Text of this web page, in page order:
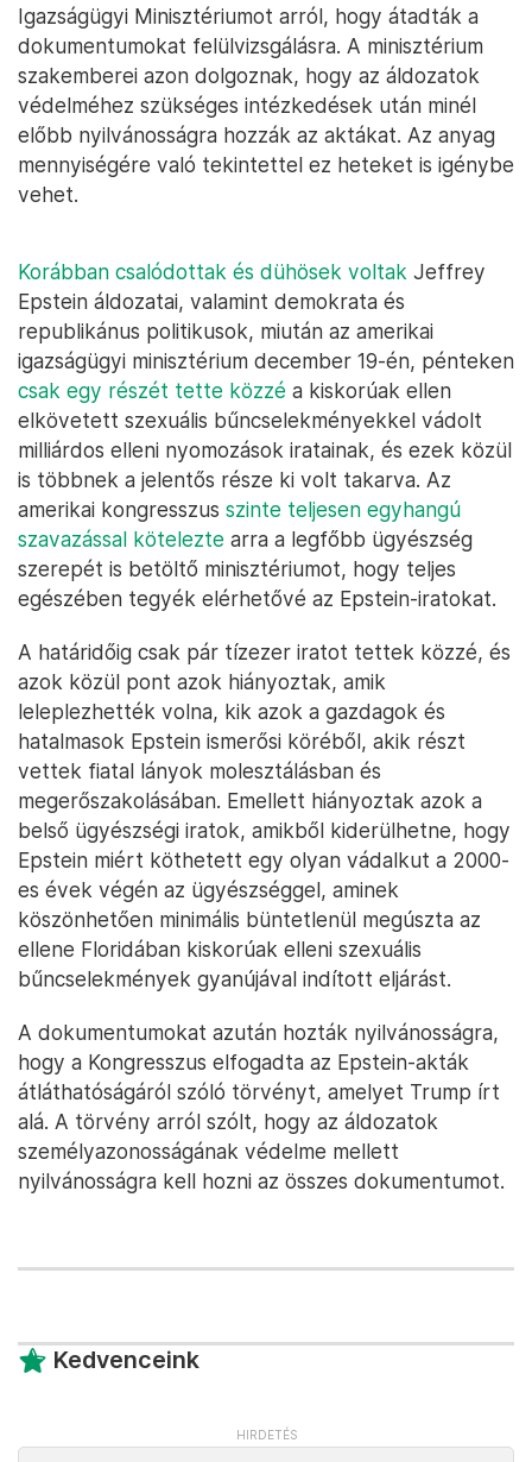
Igazságügyi Minisztériumot arról, hogy átadták a
dokumentumokat felülvizsgálásra. A minisztérium
szakemberei azon dolgoznak, hogy az áldozatok
védelméhez szükséges intézkedések után minél
előbb nyilvánosságra hozzák az aktákat. Az anyag
mennyiségére való tekintettel ez heteket is igénybe
vehet.
Korábban csalódottak és dühösek voltak Jeffrey
Epstein áldozatai, valamint demokrata és
republikánus politikusok, miután az amerikai
igazságügyi minisztérium december 19-én, pénteken
csak egy részét tette közzé a kiskorúak ellen
elkövetett szexuális bűncselekményekkel vádolt
milliárdos elleni nyomozások iratainak, és ezek közül
is többnek a jelentős része ki volt takarva. Az
amerikai kongresszus szinte teljesen egyhangú
szavazással kötelezte arra a legfőbb ügyészség
szerepét is betöltő minisztériumot, hogy teljes
egészében tegyék elérhetővé az Epstein-iratokat.
A határidőig csak pár tízezer iratot tettek közzé, és
azok közül pont azok hiányoztak, amik
leleplezhették volna, kik azok a gazdagok és
hatalmasok Epstein ismerősi köréből, akik részt
vettek fiatal lányok molesztálásban és
megerőszakolásában. Emellett hiányoztak azok a
belső ügyészségi iratok, amikből kiderülhetne, hogy
Epstein miért köthetett egy olyan vádalkut a 2000-
es évek végén az ügyészséggel, aminek
köszönhetően minimális büntetlenül megúszta az
ellene Floridában kiskorúak elleni szexuális
bűncselekmények gyanújával indított eljárást.
A dokumentumokat azután hozták nyilvánosságra,
hogy a Kongresszus elfogadta az Epstein-akták
átláthatóságáról szóló törvényt, amelyet Trump írt
alá. A törvény arról szólt, hogy az áldozatok
személyazonosságának védelme mellett
nyilvánosságra kell hozni az összes dokumentumot.
Kedvenceink